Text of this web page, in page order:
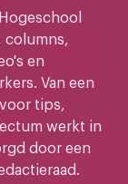
columns,
en
Van een
tips,
werkt in
door een